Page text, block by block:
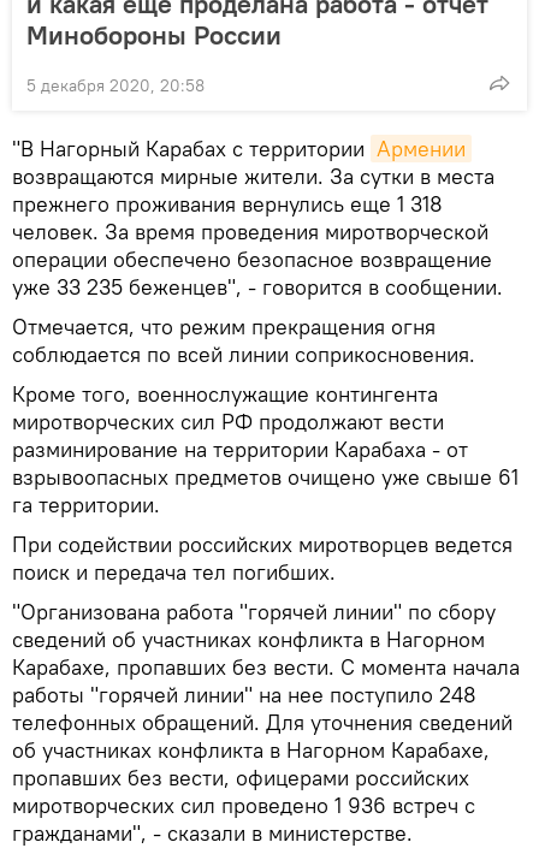
Минобороны России
5 декабря 2020, 20:58
"В Нагорный Карабах с территории Армении
возвращаются мирные жители. За сутки в места
прежнего проживания вернулись еще 1 318
человек. За время проведения миротворческой
операции обеспечено безопасное возвращение
уже 33 235 беженцев", - говорится в сообщении.
Отмечается, что режим прекращения огня
соблюдается по всей линии соприкосновения.
Кроме того, военнослужащие контингента
миротворческих сил РФ продолжают вести
разминирование на территории Карабаха - от
взрывоопасных предметов очищено уже свыше 61
га территории.
При содействии российских миротворцев ведется
поиск и передача тел погибших.
"Организована работа "горячей линии" по сбору
сведений об участниках конфликта в Нагорном
Карабахе, пропавших без вести. С момента начала
работы "горячей линии" на нее поступило 248
телефонных обращений. Для уточнения сведений
об участниках конфликта в Нагорном Карабахе,
пропавших без вести, офицерами российских
миротворческих сил проведено 1 936 встреч с
гражданами", - сказали в министерстве.